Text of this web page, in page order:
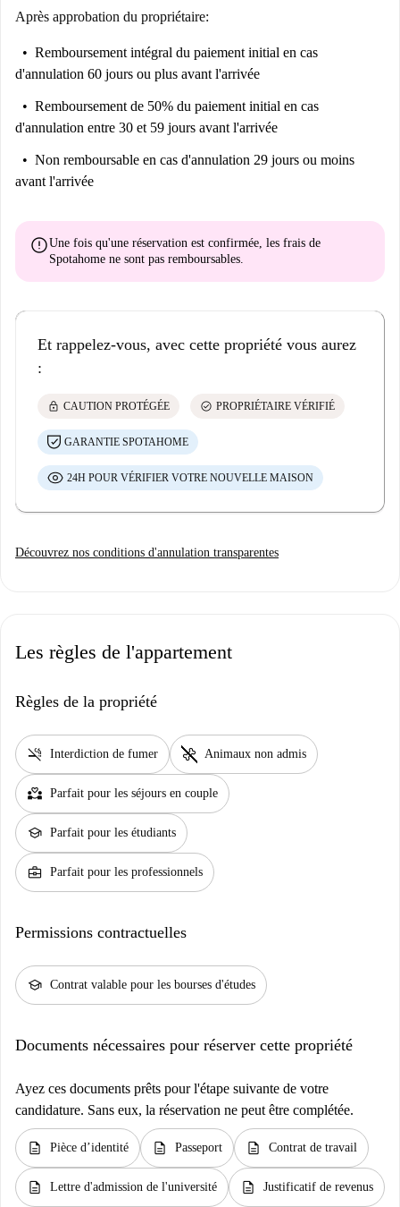
entro il check-in.
[ENG]
300€ including: drafting and registration of the contract, booking
en charge de la gestion du logement vous contactera directement. Il vous
demandera le paiement du dépôt de garantie et des charges du premier
Vous recevrez également les instructions pour la signature du contrat.
Après approbation du propriétaire:
Remboursement intégral du paiement initial en cas
d'annulation 60 jours ou plus avant l'arrivée
Remboursement de 50% du paiement initial en cas
d'annulation entre 30 et 59 jours avant l'arrivée
Non remboursable en cas d'annulation 29 jours ou moins
avant l'arrivée
errorUne fois qu'une réservation est confirmée, les frais de
Spotahome ne sont pas remboursables.
Et rappelez-vous, avec cette propriété vous aurez
:
lock CAUTION PROTÉGÉE check_circle PROPRIÉTAIRE VÉRIFIÉ
GARANTIE SPOTAHOME
24H POUR VÉRIFIER VOTRE NOUVELLE MAISON
Découvrez nos conditions d'annulation transparentes
Les règles de l'appartement
Règles de la propriété
smoke_free Interdiction de fumer pet_supplies Animaux non admis
partner_heart Parfait pour les séjours en couple
school Parfait pour les étudiants
business_center Parfait pour les professionnels
Permissions contractuelles
school Contrat valable pour les bourses d'études
Documents nécessaires pour réserver cette propriété
Ayez ces documents prêts pour l'étape suivante de votre
candidature. Sans eux, la réservation ne peut être complétée.
description Pièce d’identité description Passeport description Contrat de travail
description Lettre d'admission de l'université description Justificatif de revenus